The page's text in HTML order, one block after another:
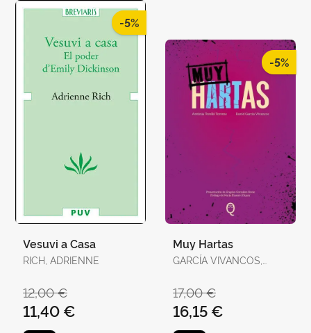
-5%
Vesuvi a Casa
RICH, ADRIENNE
12,00 €
11,40 €
-5%
Muy Hartas
GARCÍA VIVANCOS,
17,00 €
16,15 €